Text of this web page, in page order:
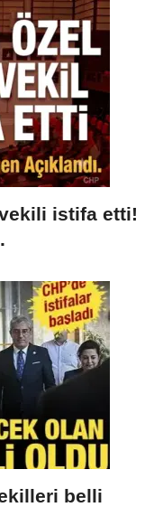
istifa etti!
belli